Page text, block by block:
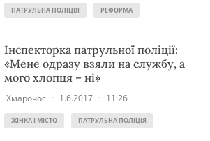
ПАТРУЛЬНА ПОЛІЦІЯ РЕФОРМА
Інспекторка патрульної поліції:
«Мене одразу взяли на службу, а
мого хлопця – ні»
Хмарочос · 1.6.2017 · 11:26
ЖІНКА І МІСТО ПАТРУЛЬНА ПОЛІЦІЯ